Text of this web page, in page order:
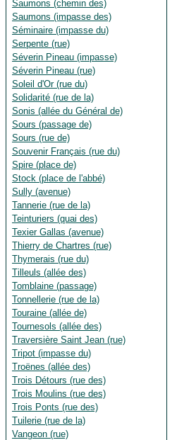
Saumons (chemin des)
Saumons (impasse des)
Séminaire (impasse du)
Serpente (rue)
Séverin Pineau (impasse)
Séverin Pineau (rue)
Soleil d'Or (rue du)
Solidarité (rue de la)
Sonis (allée du Général de)
Sours (passage de)
Sours (rue de)
Souvenir Français (rue du)
Spire (place de)
Stock (place de l'abbé)
Sully (avenue)
Tannerie (rue de la)
Teinturiers (quai des)
Texier Gallas (avenue)
Thierry de Chartres (rue)
Thymerais (rue du)
Tilleuls (allée des)
Tomblaine (passage)
Tonnellerie (rue de la)
Touraine (allée de)
Tournesols (allée des)
Traversière Saint Jean (rue)
Tripot (impasse du)
Troënes (allée des)
Trois Détours (rue des)
Trois Moulins (rue des)
Trois Ponts (rue des)
Tuilerie (rue de la)
Vangeon (rue)